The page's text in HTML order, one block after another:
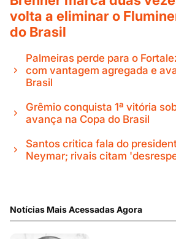
volta a eliminar o
do Brasil
Palmeiras perde para o
com vantagem agregada e
Brasil
Grêmio conquista 1ª vitória
avança na Copa do Brasil
Santos critica fala do
Neymar; rivais citam
Notícias Mais Acessadas Agora